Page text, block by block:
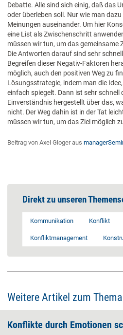
Debatte. Alle sind sich einig, daß das
oder überleben soll. Nur wie man
Meinungen auseinander. Um hier
eine List als Zwischenschritt
müssen wir tun, um das gemeinsame
Die Antworten darauf sind sehr
Begreifen dieser Negativ-Faktoren
möglich, auch den positiven Weg zu
Lösungsstrategie, indem man die
einfach spiegelt. Dann ist sehr schnell
Einverständnis hergestellt über das,
nicht. Der Weg dahin ist in der Tat
müssen wir tun, um das Ziel möglich
Beitrag von Axel Gloger aus
Direkt zu unseren
Kommunikation Konflikt
Konfliktmanagement
Weitere Artikel zum
Konflikte durch Emotionen